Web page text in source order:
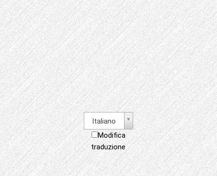
Italiano
Modifica
traduzione